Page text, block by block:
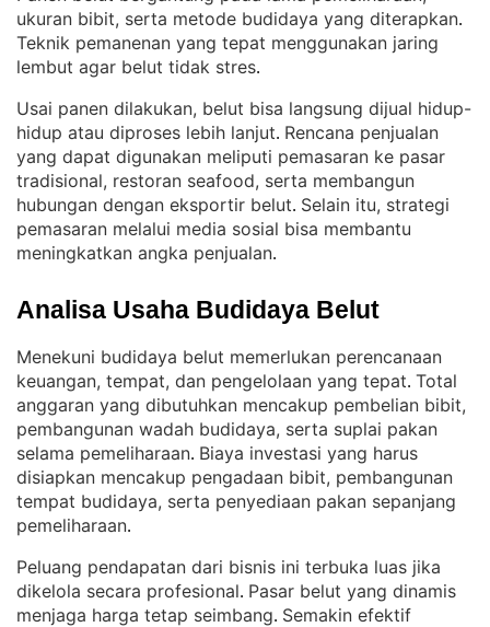
ukuran bibit, serta metode budidaya yang diterapkan
Teknik pemanenan yang tepat menggunakan jaring
lembut agar belut tidak stres.
Usai panen dilakukan, belut bisa langsung dijual hidup-
hidup atau diproses lebih lanjut. Rencana penjualan
yang dapat digunakan meliputi pemasaran ke pasar
tradisional, restoran seafood, serta membangun
hubungan dengan eksportir belut. Selain itu, strategi
pemasaran melalui media sosial bisa membantu
meningkatkan angka penjualan.
Analisa Usaha Budidaya Belut
Menekuni budidaya belut memerlukan perencanaan
keuangan, tempat, dan pengelolaan yang tepat. Total
anggaran yang dibutuhkan mencakup pembelian bibit,
pembangunan wadah budidaya, serta suplai pakan
selama pemeliharaan. Biaya investasi yang harus
disiapkan mencakup pengadaan bibit, pembangunan
tempat budidaya, serta penyediaan pakan sepanjang
pemeliharaan.
Peluang pendapatan dari bisnis ini terbuka luas jika
dikelola secara profesional. Pasar belut yang dinamis
menjaga harga tetap seimbang. Semakin efektif